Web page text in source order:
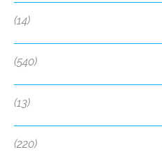
(14)
(540)
(13)
(220)